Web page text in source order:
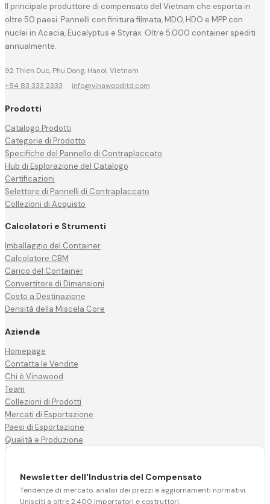
Il principale produttore di compensato del Vietnam che esporta in
oltre 50 paesi. Pannelli con finitura filmata, MDO, HDO e MPP con
nuclei in Acacia, Eucalyptus e Styrax. Oltre 5.000 container spediti
annualmente.
92 Thien Duc, Phu Dong, Hanoi, Vietnam
+84 83 333 2333 · info@vinawoodltd.com
Prodotti
Catalogo Prodotti
Categorie di Prodotto
Specifiche del Pannello di Contraplaccato
Hub di Esplorazione del Catalogo
Certificazioni
Selettore di Pannelli di Contraplaccato
Collezioni di Acquisto
Calcolatori e Strumenti
Imballaggio del Container
Calcolatore CBM
Carico del Container
Convertitore di Dimensioni
Costo a Destinazione
Densità della Miscela Core
Azienda
Homepage
Contatta le Vendite
Chi è Vinawood
Team
Collezioni di Prodotti
Mercati di Esportazione
Paesi di Esportazione
Qualità e Produzione
Newsletter dell'Industria del Compensato
Tendenze di mercato, analisi dei prezzi e aggiornamenti normativi.
Unisciti a oltre 2.400 importatori e costruttori.